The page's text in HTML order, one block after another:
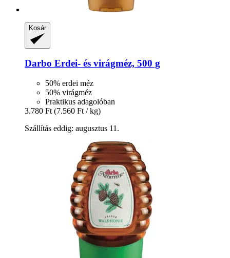
Kosár
Darbo Erdei-​ és virágméz, 500 g
50% erdei méz
50% virágméz
Praktikus adagolóban
3.780 Ft (7.560 Ft / kg)
Szállítás eddig: augusztus 11.